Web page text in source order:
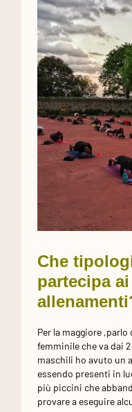
Che
partecipa
Per la maggiore
femminile che va dai
maschili ho avuto un
essendo presenti in
più piccini che
provare a eseguire